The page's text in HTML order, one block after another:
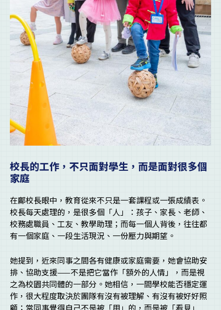
校長的工作，不只面對學生，而是面對很多個
家庭
在鄺校長眼中，教育從來不只是一套課程或一張成績表。
校長每天處理的，是很多個「人」：孩子、家長、老師、
校務處職員、工友、教學助理；而每一個人背後，往往都
有一個家庭、一段生活現況、一份壓力與期望。
她提到，近來同事之間各有健康或家庭需要，她會協助安
排、協助支援——不是把它當作「額外的人情」，而是視
之為校園共同體的一部分。她相信，一間學校能否穩定運
作，很大程度取決於團隊有沒有被理解、有沒有被好好照
顧；當同事覺得自己不是被「用」的，而是被「看見」